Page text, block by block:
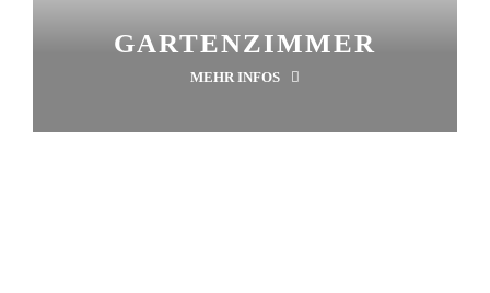
GARTENZIMMER
MEHR INFOS